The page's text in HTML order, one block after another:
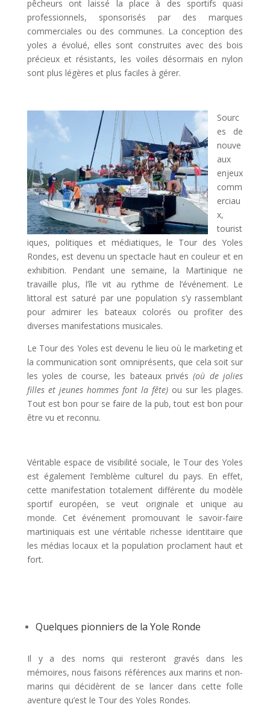
pêcheurs ont laissé la place à des sportifs quasi
professionnels, sponsorisés par des marques
commerciales ou des communes. La conception des
yoles a évolué, elles sont construites avec des bois
précieux et résistants, les voiles désormais en nylon
sont plus légères et plus faciles à gérer.
Sourc
es de
nouve
aux
enjeux
comm
erciau
x,
tourist
iques, politiques et médiatiques, le Tour des Yoles
Rondes, est devenu un spectacle haut en couleur et en
exhibition. Pendant une semaine, la Martinique ne
travaille plus, l’île vit au rythme de l’événement. Le
littoral est saturé par une population s’y rassemblant
pour admirer les bateaux colorés ou profiter des
diverses manifestations musicales.
Le Tour des Yoles est devenu le lieu où le marketing et
la communication sont omniprésents, que cela soit sur
les yoles de course, les bateaux privés(où de jolies
filles et jeunes hommes font la fête) ou sur les plages.
Tout est bon pour se faire de la pub, tout est bon pour
être vu et reconnu.
Véritable espace de visibilité sociale, le Tour des Yoles
est également l’emblème culturel du pays. En effet,
cette manifestation totalement différente du modèle
sportif européen, se veut originale et unique au
monde. Cet événement promouvant le savoir-faire
martiniquais est une véritable richesse identitaire que
les médias locaux et la population proclament haut et
fort.
Quelques pionniers de la Yole Ronde
Il y a des noms qui resteront gravés dans les
mémoires, nous faisons références aux marins et non-
marins qui décidèrent de se lancer dans cette folle
aventure qu’est le Tour des Yoles Rondes.